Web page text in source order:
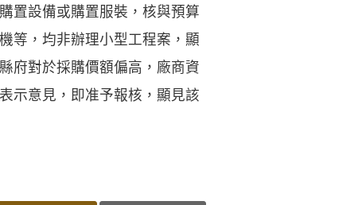
置設備或購置服裝，核與預算
等，均非辦理小型工程案，顯
府對於採購價額偏高，廠商資
示意見，即准予報核，顯見該